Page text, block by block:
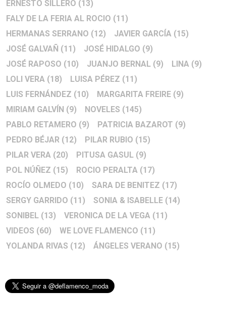
ERNESTO SILLERO (13)
FALY DE LA FERIA AL ROCIO (11)
HERMANAS SERRANO (12) JAVIER GARCÍA (15)
JOSÉ GALVAÑ (11) JOSÉ HIDALGO (9)
JOSÉ RAPOSO (10) JUANJO BERNAL (9) LINA (9)
LOLI VERA (18) LUISA PÉREZ (11)
LUIS FERNÁNDEZ (10) MARGARITA FREIRE (9)
MIRIAM GALVÍN (9) NOVELES (145)
PABLO RETAMERO (9) PATRICIA BAZAROT (9)
PEDRO BÉJAR (12) PILAR RUBIO (15)
PILAR VERA (20) PITUSA GASUL (9)
POL NÚÑEZ (15) ROCIO PERALTA (17)
ROCÍO OLMEDO (10) SARA DE BENITEZ (17)
SERGY GARRIDO (11) SONIA & ISABELLE (14)
SONIBEL (13) VERONICA DE LA VEGA (11)
VIDEOS (60) WE LOVE FLAMENCO (11)
YOLANDA RIVAS (12) ÁNGELES VERANO (15)